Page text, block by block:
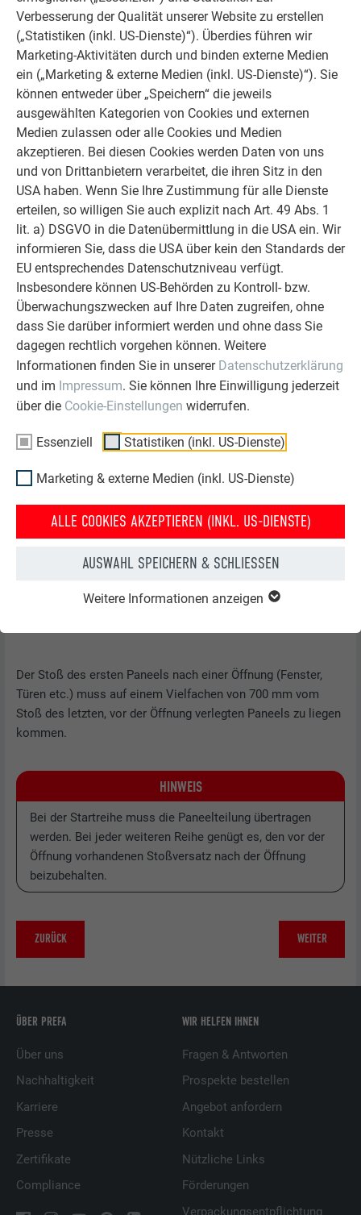
Verbesserung der Qualität unserer Website zu erstellen
(„Statistiken (inkl. US-Dienste)“). Überdies führen wir
Marketing-Aktivitäten durch und binden externe Medien
ein („Marketing & externe Medien (inkl. US-Dienste)“). Sie
können entweder über „Speichern“ die jeweils
ausgewählten Kategorien von Cookies und externen
Medien zulassen oder alle Cookies und Medien
akzeptieren. Bei diesen Cookies werden Daten von uns
und von Drittanbietern verarbeitet, die ihren Sitz in den
USA haben. Wenn Sie Ihre Zustimmung für alle Dienste
erteilen, so willigen Sie auch explizit nach Art. 49 Abs. 1
lit. a) DSGVO in die Datenübermittlung in die USA ein. Wir
informieren Sie, dass die USA über kein den Standards der
EU entsprechendes Datenschutzniveau verfügt.
Insbesondere können US-Behörden zu Kontroll- bzw.
Überwachungszwecken auf Ihre Daten zugreifen, ohne
dass Sie darüber informiert werden und ohne dass Sie
dagegen rechtlich vorgehen können. Weitere
Informationen finden Sie in unserer Datenschutzerklärung
und im Impressum. Sie können Ihre Einwilligung jederzeit
über die Cookie-Einstellungen widerrufen.
Essenziell Statistiken (inkl. US-Dienste)
Marketing & externe Medien (inkl. US-Dienste)
ALLE COOKIES AKZEPTIEREN (INKL. US-DIENSTE)
AUSWAHL SPEICHERN & SCHLIESSEN
Weitere Informationen anzeigen
Der Stoß des ersten Paneels nach einer Öffnung (Fenster,
Türen etc.) muss auf einem Vielfachen von 700 mm vom
Stoß des letzten, vor der Öffnung verlegten Paneels zu liegen
kommen.
HINWEIS
Bei der Startreihe muss die Paneelteilung übertragen
werden. Bei jeder weiteren Reihe genügt es, den vor der
Öffnung vorhandenen Stoßversatz nach der Öffnung
beizubehalten.
ZURÜCK WEITER
ÜBER PREFA
Über uns
Nachhaltigkeit
Karriere
Presse
Zertifikate
Compliance
WIR HELFEN IHNEN
Fragen & Antworten
Prospekte bestellen
Angebot anfordern
Kontakt
Nützliche Links
Förderungen
Verpackungsentpflichtung